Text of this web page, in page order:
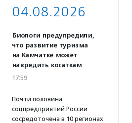
04.08.2026
Биологи предупредили,
что развитие туризма
на Камчатке может
навредить косаткам
17:59
Почти половина
соцпредприятий России
сосредоточена в 10 регионах